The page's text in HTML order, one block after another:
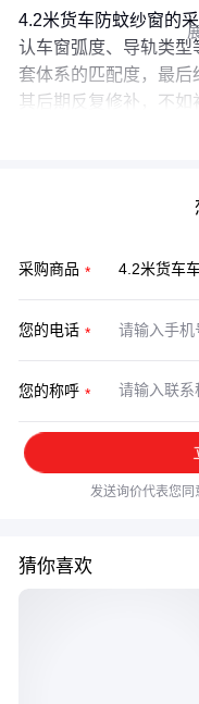
4.2米货车防蚊纱窗的
认车窗弧度、导轨类
套体系的匹配度，最
其后期反复修补，不
采购商品
您的电话
您的称呼
发送询价代表您同
猜你喜欢